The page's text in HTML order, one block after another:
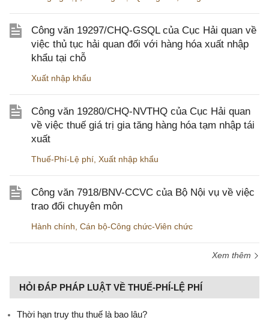
Công văn 19297/CHQ-GSQL của Cục Hải quan về
việc thủ tục hải quan đối với hàng hóa xuất nhập
khẩu tại chỗ
Xuất nhập khẩu
Công văn 19280/CHQ-NVTHQ của Cục Hải quan
về việc thuế giá trị gia tăng hàng hóa tạm nhập tái
xuất
Thuế-Phí-Lệ phí Xuất nhập khẩu
Công văn 7918/BNV-CCVC của Bộ Nội vụ về việc
trao đổi chuyên môn
Hành chính Cán bộ-Công chức-Viên chức
Xem thêm
HỎI ĐÁP PHÁP LUẬT VỀ THUẾ-PHÍ-LỆ PHÍ
Thời hạn truy thu thuế là bao lâu?